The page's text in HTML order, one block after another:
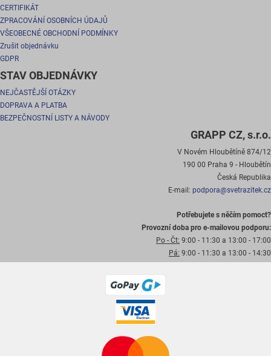
CERTIFIKÁT
ZPRACOVÁNÍ OSOBNÍCH ÚDAJŮ
VŠEOBECNÉ OBCHODNÍ PODMÍNKY
Zrušit objednávku
GDPR
STAV OBJEDNÁVKY
NEJČASTĚJŠÍ OTÁZKY
DOPRAVA A PLATBA
BEZPEČNOSTNÍ LISTY A NÁVODY
GRAPP CZ, s.r.o.
V Novém Hloubětíně 874/12
190 00 Praha 9 - Hloubětín
Česká Republika
E-mail: podpora@svetrazitek.cz
Potřebujete s něčím pomoct?
Provozní doba pro e-mailovou podporu:
Po - Čt: 9:00 - 11:30 a 13:00 - 17:00
Pá: 9:00 - 11:30 a 13:00 - 14:30